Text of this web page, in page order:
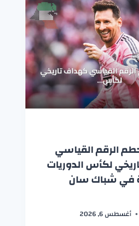
الرقم القياسي
لكأس الدوريات
في شباك سان
أغسطس 6, 2026